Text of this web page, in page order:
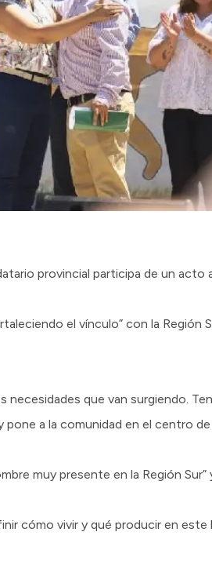
provincial participa de un acto
el vínculo” con la Región
necesidades que van surgiendo.
a la comunidad en el centro
muy presente en la Región
cómo vivir y qué producir en este